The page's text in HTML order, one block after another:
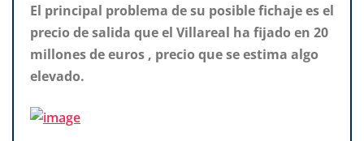
El principal problema de su posible fichaje es el
precio de salida que el Villareal ha fijado en 20
millones de euros , precio que se estima algo
elevado.